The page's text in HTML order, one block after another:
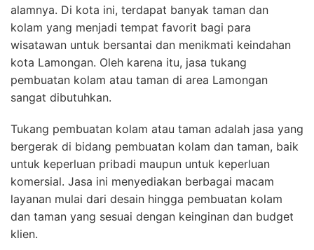
alamnya. Di kota ini, terdapat banyak taman dan
kolam yang menjadi tempat favorit bagi para
wisatawan untuk bersantai dan menikmati keindahan
kota Lamongan. Oleh karena itu, jasa tukang
pembuatan kolam atau taman di area Lamongan
sangat dibutuhkan.
Tukang pembuatan kolam atau taman adalah jasa yang
bergerak di bidang pembuatan kolam dan taman, baik
untuk keperluan pribadi maupun untuk keperluan
komersial. Jasa ini menyediakan berbagai macam
layanan mulai dari desain hingga pembuatan kolam
dan taman yang sesuai dengan keinginan dan budget
klien.